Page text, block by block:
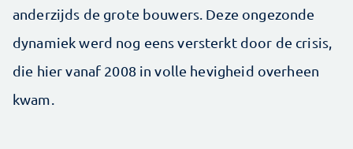
anderzijds de grote bouwers. Deze ongezonde
dynamiek werd nog eens versterkt door de crisis,
die hier vanaf 2008 in volle hevigheid overheen
kwam.